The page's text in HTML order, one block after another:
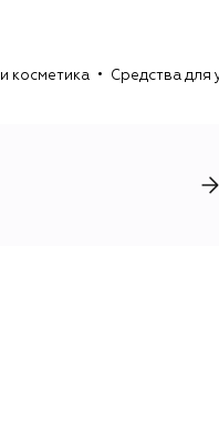
косметика Средства для